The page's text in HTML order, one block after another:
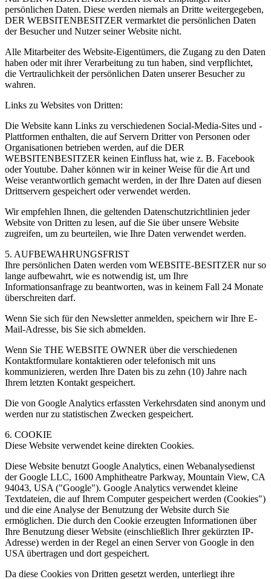
persönlichen Daten. Diese werden niemals an Dritte weitergegeben,
DER WEBSITENBESITZER vermarktet die persönlichen Daten
der Besucher und Nutzer seiner Website nicht.
Alle Mitarbeiter des Website-Eigentümers, die Zugang zu den Daten
haben oder mit ihrer Verarbeitung zu tun haben, sind verpflichtet,
die Vertraulichkeit der persönlichen Daten unserer Besucher zu
wahren.
Links zu Websites von Dritten:
Die Website kann Links zu verschiedenen Social-Media-Sites und -
Plattformen enthalten, die auf Servern Dritter von Personen oder
Organisationen betrieben werden, auf die DER
WEBSITENBESITZER keinen Einfluss hat, wie z. B. Facebook
oder Youtube. Daher können wir in keiner Weise für die Art und
Weise verantwortlich gemacht werden, in der Ihre Daten auf diesen
Drittservern gespeichert oder verwendet werden.
Wir empfehlen Ihnen, die geltenden Datenschutzrichtlinien jeder
Website von Dritten zu lesen, auf die Sie über unsere Website
zugreifen, um zu beurteilen, wie Ihre Daten verwendet werden.
5. AUFBEWAHRUNGSFRIST
Ihre persönlichen Daten werden vom WEBSITE-BESITZER nur so
lange aufbewahrt, wie es notwendig ist, um Ihre
Informationsanfrage zu beantworten, was in keinem Fall 24 Monate
überschreiten darf.
Wenn Sie sich für den Newsletter anmelden, speichern wir Ihre E-
Mail-Adresse, bis Sie sich abmelden.
Wenn Sie THE WEBSITE OWNER über die verschiedenen
Kontaktformulare kontaktieren oder telefonisch mit uns
kommunizieren, werden Ihre Daten bis zu zehn (10) Jahre nach
Ihrem letzten Kontakt gespeichert.
Die von Google Analytics erfassten Verkehrsdaten sind anonym und
werden nur zu statistischen Zwecken gespeichert.
6. COOKIE
Diese Website verwendet keine direkten Cookies.
Diese Website benutzt Google Analytics, einen Webanalysedienst
der Google LLC, 1600 Amphitheatre Parkway, Mountain View, CA
94043, USA ("Google"). Google Analytics verwendet kleine
Textdateien, die auf Ihrem Computer gespeichert werden (Cookies")
und die eine Analyse der Benutzung der Website durch Sie
ermöglichen. Die durch den Cookie erzeugten Informationen über
Ihre Benutzung dieser Website (einschließlich Ihrer gekürzten IP-
Adresse) werden in der Regel an einen Server von Google in den
USA übertragen und dort gespeichert.
Da diese Cookies von Dritten gesetzt werden, unterliegt ihre